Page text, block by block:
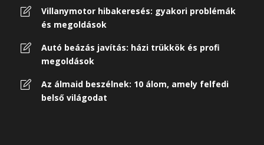
Villanymotor hibakeresés: gyakori problémák
és megoldások
Autó beázás javítás: házi trükkök és profi
megoldások
Az álmaid beszélnek: 10 álom, amely felfedi
belső világodat